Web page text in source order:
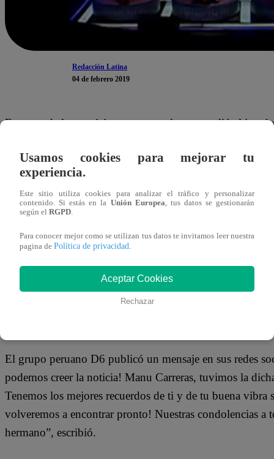
Redacción Latina
04 de febrero 2019
Fue uno de los participantes que más sorprendió al
quien en el año 2013 alcanzara la fama por su
dieron a conocer muchos de sus familiares y amigos en
El grupo peruano D6 publicó un mensaje en sus redes
podemos creer la noticia! Manu Carreras, tuvimos la
Tenemos los mejores recuerdos de ti y de tu buena vibra
volveremos a encontrar pronto! Nuestras condolencias a
hermano”, escribió.
Usamos cookies para mejorar tu
experiencia.
Este sitio utiliza cookies para analizar el tráfico y personalizar
contenido. Si estás en la Unión Europea, tus datos se gestionarán
según el RGPD.
Para conocer mejor como se utilizan tus datos te invitamos leer nuestra
pagina de Política de privacidad.
Aceptar Cookies
Rechazar